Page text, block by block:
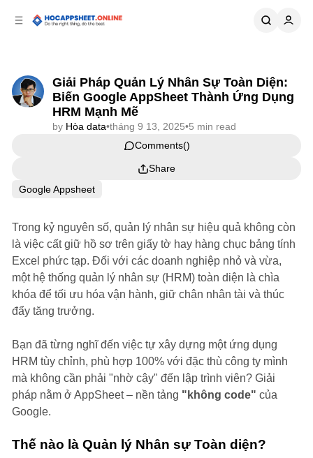
Giải Pháp Quản Lý Nhân Sự Toàn Diện:
Biến Google AppSheet Thành Ứng Dụng
HRM Mạnh Mẽ
by Hòa data•tháng 9 13, 2025•5 min read
Comments
Share
Google Appsheet
Trong kỷ nguyên số, quản lý nhân sự hiệu quả không còn
là việc cất giữ hồ sơ trên giấy tờ hay hàng chục bảng tính
Excel phức tạp. Đối với các doanh nghiệp nhỏ và vừa,
một hệ thống quản lý nhân sự (HRM) toàn diện là chìa
khóa để tối ưu hóa vận hành, giữ chân nhân tài và thúc
đẩy tăng trưởng.
Bạn đã từng nghĩ đến việc tự xây dựng một ứng dụng
HRM tùy chỉnh, phù hợp 100% với đặc thù công ty mình
mà không cần phải "nhờ cậy" đến lập trình viên? Giải
pháp nằm ở AppSheet – nền tảng "không code" của
Google.
Thế nào là Quản lý Nhân sự Toàn diện?